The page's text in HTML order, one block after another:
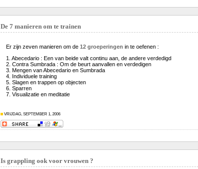
De 7 manieren om te trainen
Er zijn zeven manieren om de 12 groeperingen in te oefenen :
1. Abecedario : Een van beide valt continu aan, de andere verdedigd
2. Contra Sumbrada : Om de beurt aanvallen en verdedigen
3. Mengen van Abecedario en Sumbrada
4. Individuele training
5. Slagen en trappen op objecten
6. Sparren
7. Visualizatie en meditatie
VRIJDAG, SEPTEMBER 1, 2006
Is grappling ook voor vrouwen ?